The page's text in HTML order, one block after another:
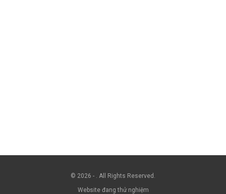
© 2026 - . All Rights Reserved.
Website đang thử nghiệm